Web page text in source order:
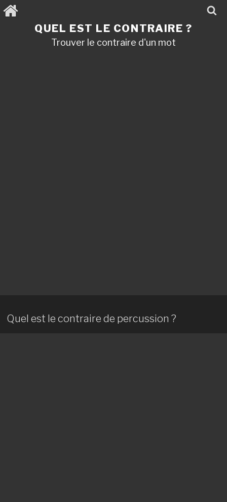
Aller
au
QUEL EST LE CONTRAIRE ?
Trouver le contraire d'un mot
Quel est le contraire de percussion ?